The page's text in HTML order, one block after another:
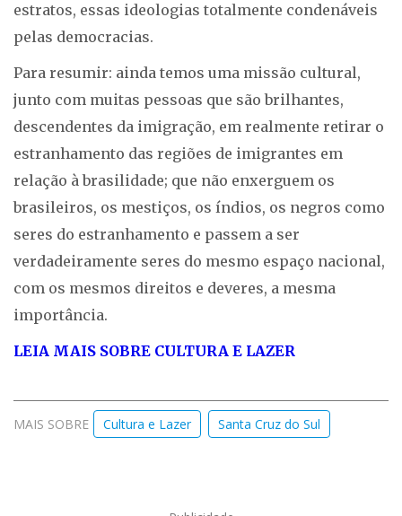
estratos, essas ideologias totalmente condenáveis
pelas democracias.
Para resumir: ainda temos uma missão cultural,
junto com muitas pessoas que são brilhantes,
descendentes da imigração, em realmente retirar o
estranhamento das regiões de imigrantes em
relação à brasilidade; que não enxerguem os
brasileiros, os mestiços, os índios, os negros como
seres do estranhamento e passem a ser
verdadeiramente seres do mesmo espaço nacional,
com os mesmos direitos e deveres, a mesma
importância.
LEIA MAIS SOBRE CULTURA E LAZER
MAIS SOBRE Cultura e Lazer Santa Cruz do Sul